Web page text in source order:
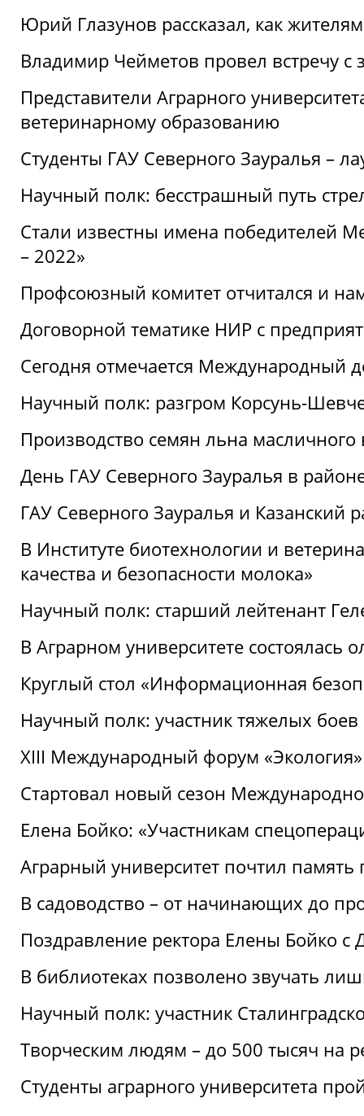
Юрий Глазунов рассказал, как
Владимир Чейметов провел встречу
Представители Аграрного
ветеринарному образованию
Студенты ГАУ Северного Зауралья –
Научный полк: бесстрашный путь
Стали известны имена победителей
– 2022»
Профсоюзный комитет отчитался и
Договорной тематике НИР с
Сегодня отмечается Международный
Научный полк: разгром Корсунь-
Производство семян льна
День ГАУ Северного Зауралья в
ГАУ Северного Зауралья и Казанский
В Институте биотехнологии и
качества и безопасности молока»
Научный полк: старший лейтенант
В Аграрном университете состоялась
Круглый стол «Информационная
Научный полк: участник тяжелых
XIII Международный форум
Стартовал новый сезон
Елена Бойко: «Участникам
Аграрный университет почтил
В садоводство – от начинающих до
Поздравление ректора Елены Бойко
В библиотеках позволено звучать
Научный полк: участник
Творческим людям – до 500 тысяч на
Студенты аграрного университета